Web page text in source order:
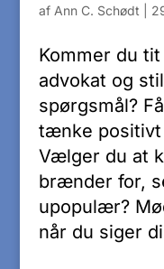
af Ann C. Schødt
Kommer du
advokat og
spørgsmål?
tænke positivt
Vælger du at
brænder for,
upopulær?
når du siger